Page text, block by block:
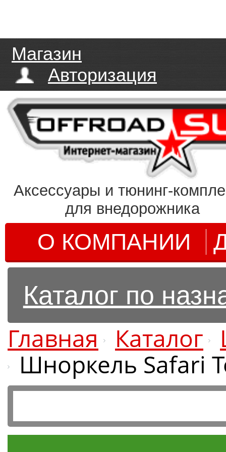
Магазин
Авторизация
Аксессуары и тюнинг-
для внедорожника
О КОМПАНИИ
Каталог по
Главная Каталог
Шноркель Safari